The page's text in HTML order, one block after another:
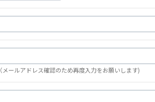
（メールアドレス確認のため再度入力をお願いします)